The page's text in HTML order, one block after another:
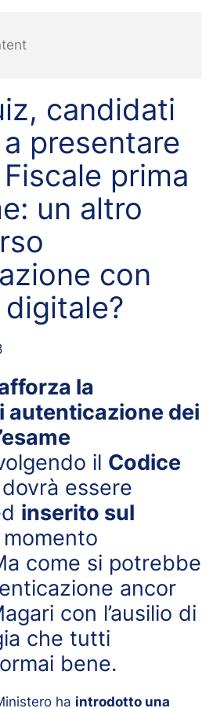
candidati
presentare
prima
un altro
con
la
autenticazione dei
il Codice
essere
inserito sul
momento
come si potrebbe
ancor
con l’ausilio di
che tutti
bene.
ha introdotto una